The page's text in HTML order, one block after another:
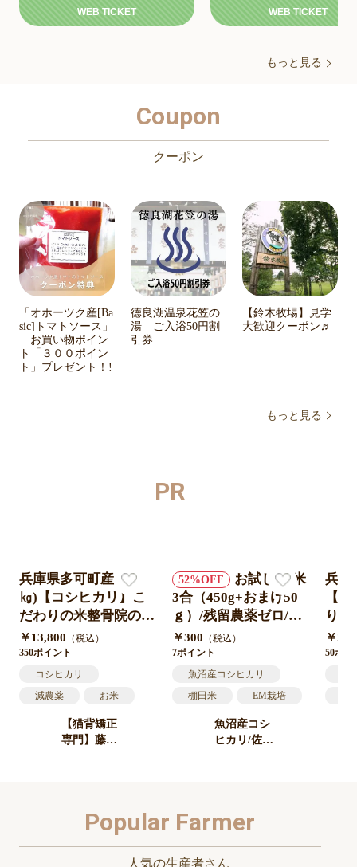
もっと見る
WEB TICKET WEB TICKET
もっと見る
Coupon
クーポン
「オホーツク産[Ba
sic]トマトソース」
お買い物ポイン
ト「３００ポイン
ト」プレゼント！!
徳良湖温泉花笠の
湯 ご入浴50円割
引券
【鈴木牧場】見学
大歓迎クーポン♬
PR
兵庫県多可町産（20
㎏)【コシヒカリ】こ
だわりの米整骨院の先
生が水にこだわり抜い
て作ったお米! 10㎏×
2袋 精米つきたて直
送！令和6年度産
￥13,800 （税込）
350ポイント
コシヒカリ
減農薬
お米
おこめ
【猫背矯正
専門】藤原
52
お試し/精米
3合（450g+おまけ50
ｇ）/残留農薬ゼロ/棚
田米/￥250
￥300 （税込）
7ポイント
魚沼産コシヒカリ
棚田米
EM栽培
送料無料
魚沼産コシ
ヒカリ/佐藤
兵庫
【
り
が
作っ
￥
50ポイ
Popular Farmer
人気の生産者さん